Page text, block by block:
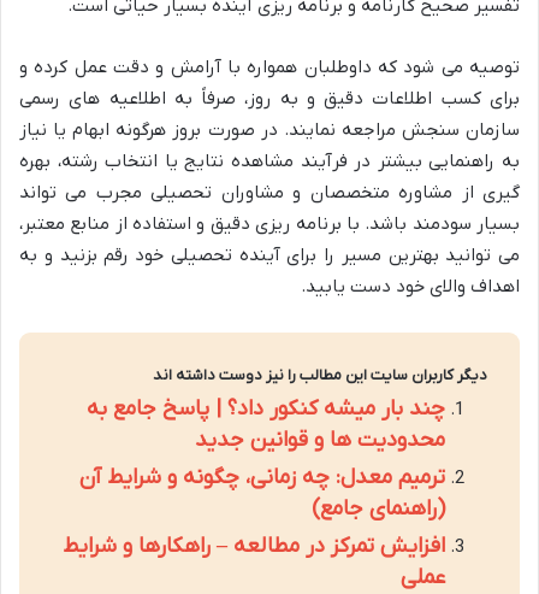
تفسیر صحیح کارنامه و برنامه ریزی آینده بسیار حیاتی است.
توصیه می شود که داوطلبان همواره با آرامش و دقت عمل کرده و
برای کسب اطلاعات دقیق و به روز، صرفاً به اطلاعیه های رسمی
سازمان سنجش مراجعه نمایند. در صورت بروز هرگونه ابهام یا نیاز
به راهنمایی بیشتر در فرآیند مشاهده نتایج یا انتخاب رشته، بهره
گیری از مشاوره متخصصان و مشاوران تحصیلی مجرب می تواند
بسیار سودمند باشد. با برنامه ریزی دقیق و استفاده از منابع معتبر،
می توانید بهترین مسیر را برای آینده تحصیلی خود رقم بزنید و به
اهداف والای خود دست یابید.
دیگر کاربران سایت این مطالب را نیز دوست داشته اند
چند بار میشه کنکور داد؟ | پاسخ جامع به
محدودیت ها و قوانین جدید
ترمیم معدل: چه زمانی، چگونه و شرایط آن
(راهنمای جامع)
افزایش تمرکز در مطالعه – راهکارها و شرایط
عملی